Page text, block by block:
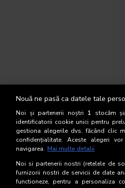
Nouă ne pasă ca datele tale
Noi și partenerii noștri 1 stocăm
identificatorii cookie unici pentru
gestiona alegerile dvs. făcând clic
confidențialitate. Aceste alegeri
navigarea. Mai multe detalii
Noi si partenerii nostri (retelele de
furnizorii nostri de servicii de date
functioneze, pentru a personaliza